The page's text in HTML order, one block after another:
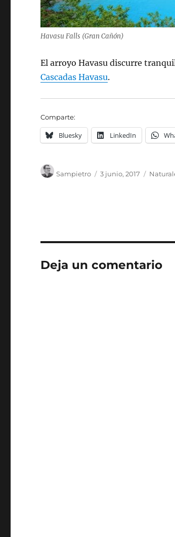
Havasu Falls (Gran Cañón)
El arroyo Havasu discurre
Cascadas Havasu.
Comparte:
Bluesky LinkedIn
Sampietro
el
3 junio, 2017
Deja un comentario